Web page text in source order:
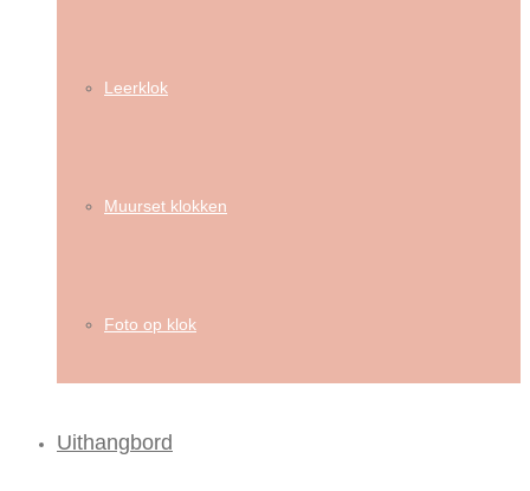
Leerklok
Muurset klokken
Foto op klok
Uithangbord